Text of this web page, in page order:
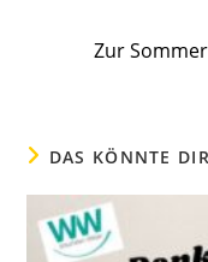
Zur
DAS KÖNNTE